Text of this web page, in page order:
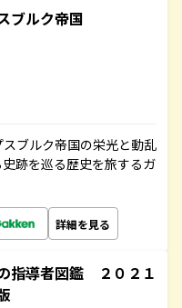
ブルク帝国
スブルク帝国の栄光と動乱
跡を巡る歴史を旅するガ
詳細を見る
指導者図鑑 ２０２１